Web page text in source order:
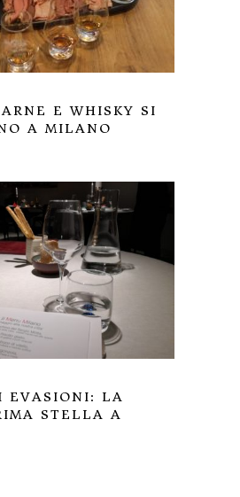
E WHISKY SI
A MILANO
EVASIONI: LA
STELLA A